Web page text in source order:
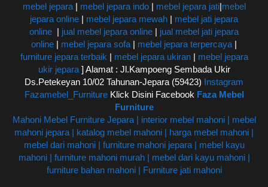
mebel jepara| mebel jepara indo| mebel jepara jati|mebel
jepara online | mebel jepara mewah | mebel jati jepara
online | jual mebel jepara online | jual mebel jati jepara
online | mebel jepara sofa | mebel jepara terpercaya |
furniture jepara terbaik | mebel jepara ukiran| mebel jepara
ukir jepara ] Alamat : Jl.Kampoeng Sembada Ukir
Ds.Petekeyan 10/02 Tahunan-Jepara (59423) Instagram
Fazamebel_FurnitureKlick Disini Facebook Faza Mebel
Furniture
Mahoni Mebel Furniture Jepara | interior mebel mahoni | mebel
mahoni jepara | katalog mebel mahoni | harga mebel mahoni |
mebel dari mahoni | furniture mahoni jepara | mebel kayu
mahoni | furniture mahoni murah | mebel dari kayu mahoni |
furniture bahan mahoni | Furniture jati mahoni